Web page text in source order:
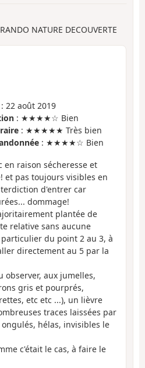
RANDO NATURE DECOUVERTE
: 22 août 2019
: ★★★★☆ Bien
: ★★★★★ Très bien
: ★★★★☆ Bien
en raison sécheresse et
et pas toujours visibles en
d'entrer car
dommage!
plantée de
relative sans aucune
du point 2 au 3, à
directement au 5 par la
observer, aux jumelles,
gris et pourprés,
etc etc ...), un lièvre
traces laissées par
hélas, invisibles le
c'était le cas, à faire le